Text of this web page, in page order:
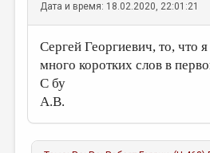
Дата и время: 18.02.2020, 22:01:21
Сергей Георгиевич, то, что
много коротких слов в
С бу
А.В.